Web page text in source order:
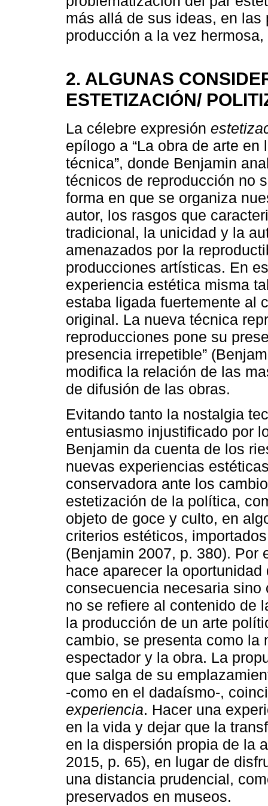
más allá de sus ideas, en
producción a la vez
2. ALGUNAS
ESTETIZACIÓN/
La célebre expresión
epílogo a “La obra de arte
técnica”, donde Benjamin
técnicos de reproducción no
forma en que se organiza
autor, los rasgos que
tradicional, la unicidad y la
amenazados por la
producciones artísticas. En
experiencia estética misma
estaba ligada fuertemente al
original. La nueva técnica
reproducciones pone su
presencia irrepetible”
modifica la relación de las
de difusión de las obras.
Evitando tanto la nostalgia
entusiasmo injustificado por
Benjamin da cuenta de los
nuevas experiencias
conservadora ante los
estetización de la política,
objeto de goce y culto, en
criterios estéticos,
(Benjamin 2007, p. 380). Por
hace aparecer la
consecuencia necesaria
no se refiere al contenido de
la producción de un arte
cambio, se presenta como la
espectador y la obra. La
que salga de su
-como en el dadaísmo-,
experiencia. Hacer una
en la vida y dejar que la
en la dispersión propia de la
2015, p. 65), en lugar de
una distancia prudencial,
preservados en museos.